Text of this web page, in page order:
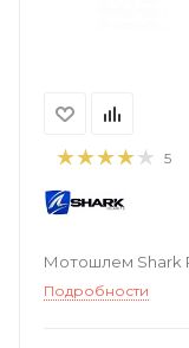
5
Мотошлем Shark
Подробности